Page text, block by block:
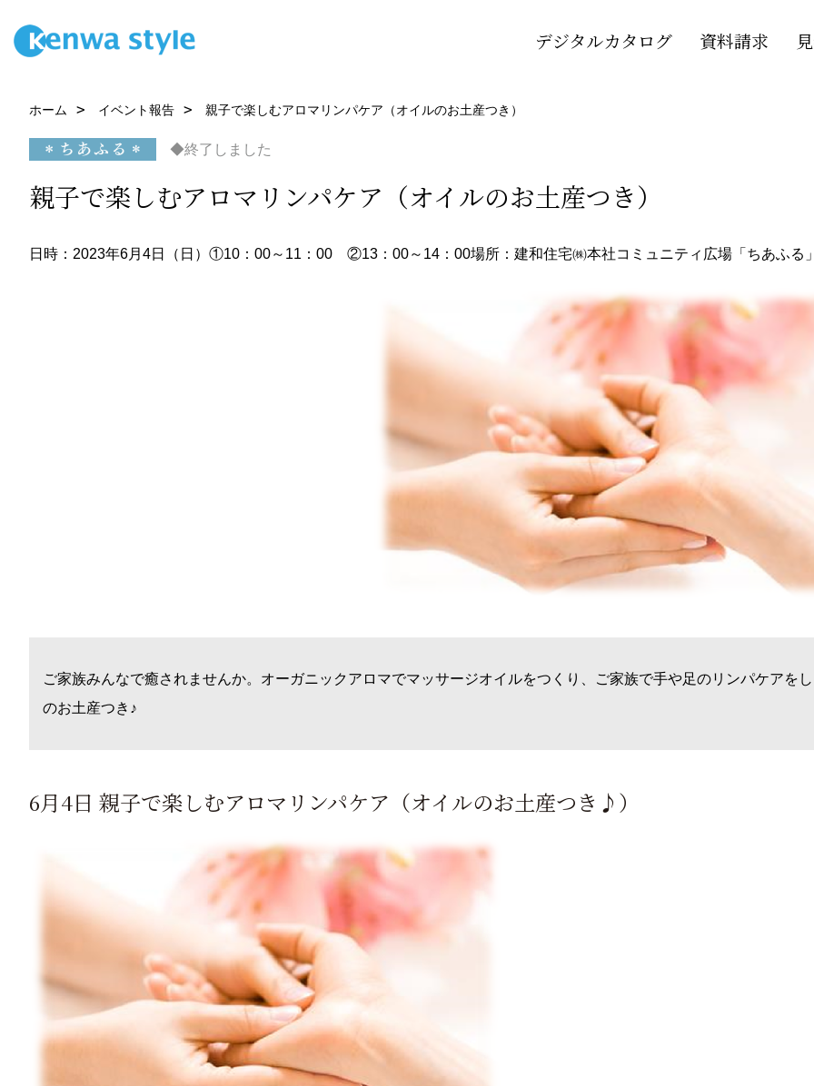
デジタルカタログ 資料請求
ホーム イベント報告 親子で楽しむアロマリンパケア（オイルのお土産つき）
◆終了しました
親子で楽しむアロマリンパケア（オイルのお土産つき）
日時：2023年6月4日（日）①10：00～11：00 ②13：00～14：00場所：建和住宅㈱本社コミュニティ広場「ちあふる
ご家族みんなで癒されませんか。オーガニックアロマでマッサージオイルをつくり、ご家族で手や足のリンパケアを
のお土産つき♪
6月4日 親子で楽しむアロマリンパケア（オイルのお土産つき♪）